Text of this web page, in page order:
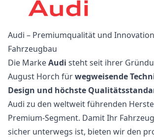
Audi – Premiumqualität und
Fahrzeugbau
Die MarkeAudi steht seit ihrer
August Horch fürwegweisende
Design und höchste
Audi zu den weltweit führenden
Premium-Segment. Damit Ihr
sicher unterwegs ist, bieten wir den